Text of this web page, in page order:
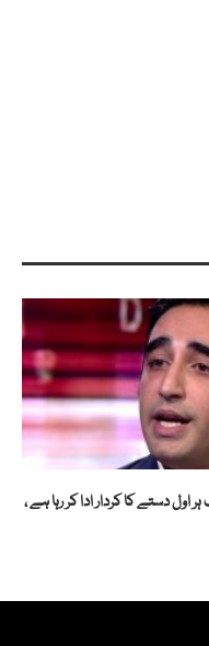
دستے کا کردار ادا کر رہا ہے ،